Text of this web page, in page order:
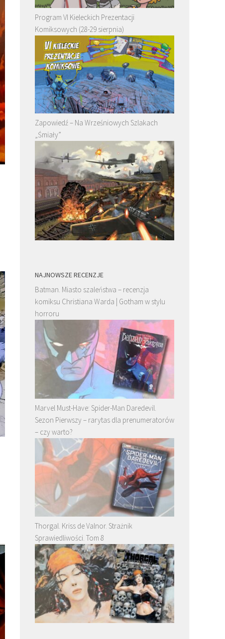
Program VI Kieleckich Prezentacji
Komiksowych (28-29 sierpnia)
Zapowiedź – Na Wrześniowych Szlakach
„Śmiały”
NAJNOWSZE RECENZJE
Batman. Miasto szaleństwa – recenzja
komiksu Christiana Warda | Gotham w stylu
horroru
Marvel Must-Have: Spider-Man Daredevil.
Sezon Pierwszy – rarytas dla prenumeratorów
– czy warto?
Thorgal. Kriss de Valnor. Strażnik
Sprawiedliwości. Tom 8